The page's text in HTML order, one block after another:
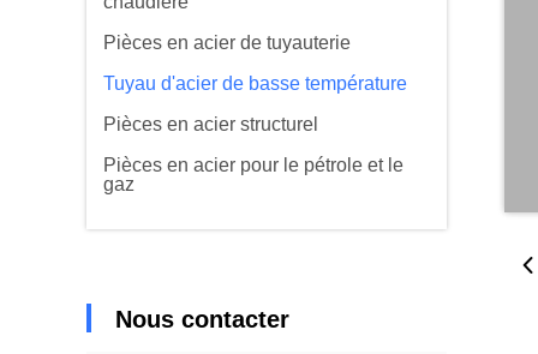
Pièces en acier de tuyauterie
Tuyau d'acier de basse température
Pièces en acier structurel
Pièces en acier pour le pétrole et le
gaz
Nous contacter